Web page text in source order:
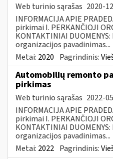
Web turinio sąrašas 2020-
INFORMACIJA APIE
pirkimai I. PERKANČIOJI
KONTAKTINIAI
organizacijos pavadinimas...
Metai: 2020 Pagrindinis:
Automobilių remonto
pirkimas
Web turinio sąrašas 2022-
INFORMACIJA APIE
pirkimai I. PERKANČIOJI
KONTAKTINIAI
organizacijos pavadinimas...
Metai: 2022 Pagrindinis: